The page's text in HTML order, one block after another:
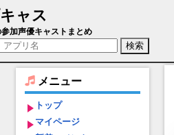
ャス
馬／お竜さん（声優：堀江由
加声優キャストまとめ
メニュー
トップ
マイページ